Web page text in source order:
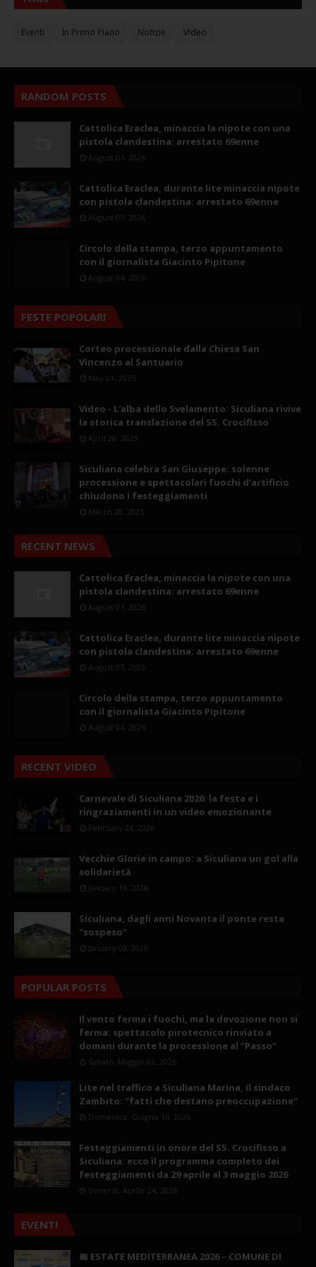
Eventi In Primo Piano Notizie Video
RANDOM POSTS
Cattolica Eraclea, minaccia la nipote con una
pistola clandestina: arrestato 69enne
August 07, 2026
Cattolica Eraclea, durante lite minaccia nipote
con pistola clandestina: arrestato 69enne
August 07, 2026
Circolo della stampa, terzo appuntamento
con il giornalista Giacinto Pipitone
August 04, 2026
FESTE POPOLARI
Corteo processionale dalla Chiesa San
Vincenzo al Santuario
May 01, 2025
Video - L'alba dello Svelamento: Siculiana rivive
la storica translazione del SS. Crocifisso
April 28, 2025
Siculiana celebra San Giuseppe: solenne
processione e spettacolari fuochi d’artificio
chiudono i festeggiamenti
March 20, 2025
RECENT NEWS
Cattolica Eraclea, minaccia la nipote con una
pistola clandestina: arrestato 69enne
August 07, 2026
Cattolica Eraclea, durante lite minaccia nipote
con pistola clandestina: arrestato 69enne
August 07, 2026
Circolo della stampa, terzo appuntamento
con il giornalista Giacinto Pipitone
August 04, 2026
RECENT VIDEO
Carnevale di Siculiana 2026: la festa e i
ringraziamenti in un video emozionante
February 24, 2026
Vecchie Glorie in campo: a Siculiana un gol alla
solidarietà
January 19, 2026
Siculiana, dagli anni Novanta il ponte resta
"sospeso"
January 08, 2026
POPULAR POSTS
Il vento ferma i fuochi, ma la devozione non si
ferma: spettacolo pirotecnico rinviato a
domani durante la processione al “Passo”
Sabato, Maggio 02, 2026
Lite nel traffico a Siculiana Marina, il sindaco
Zambito: “fatti che destano preoccupazione”
Domenica, Giugno 14, 2026
Festeggiamenti in onore del SS. Crocifisso a
Siculiana: ecco il programma completo dei
festeggiamenti da 29 aprile al 3 maggio 2026
Venerdì, Aprile 24, 2026
EVENTI
📅 ESTATE MEDITERRANEA 2026 – COMUNE DI